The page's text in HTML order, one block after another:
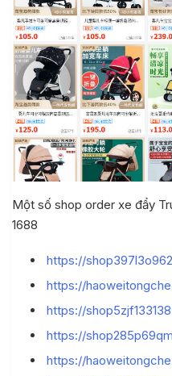
Một số shop order xe đẩy
1688
https://
https://
https://
https://
https://